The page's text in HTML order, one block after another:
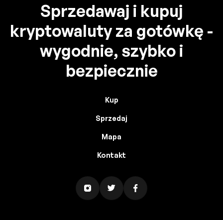
Sprzedawaj i kupuj
kryptowaluty za gotówkę -
wygodnie, szybko i
bezpiecznie
Kup
Sprzedaj
Mapa
Kontakt